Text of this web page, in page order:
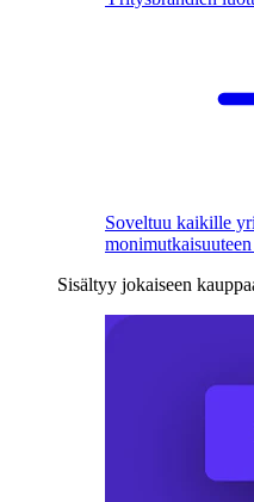
Soveltuu kaikille
Sisältyy jokaiseen